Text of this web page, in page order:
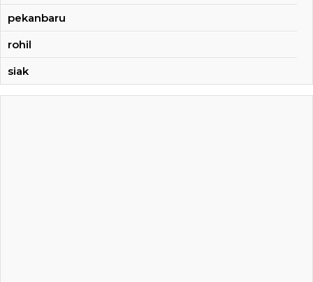
pekanbaru
rohil
siak